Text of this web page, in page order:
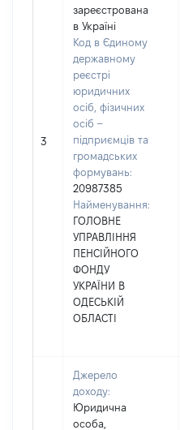
3
зареєстрована
в Україні
Код в Єдиному
державному
реєстрі
юридичних
осіб, фізичних
осіб –
підприємців та
громадських
формувань:
20987385
Найменування:
ГОЛОВНЕ
УПРАВЛІННЯ
ПЕНСІЙНОГО
ФОНДУ
УКРАЇНИ В
ОДЕСЬКІЙ
ОБЛАСТІ
Джерело
доходу:
Юридична
особа,